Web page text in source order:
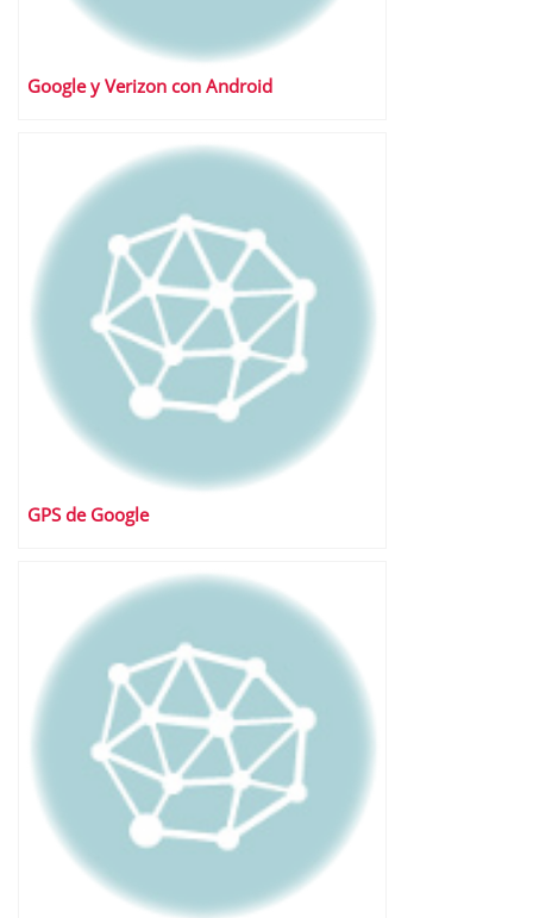
Google y Verizon con Android
GPS de Google